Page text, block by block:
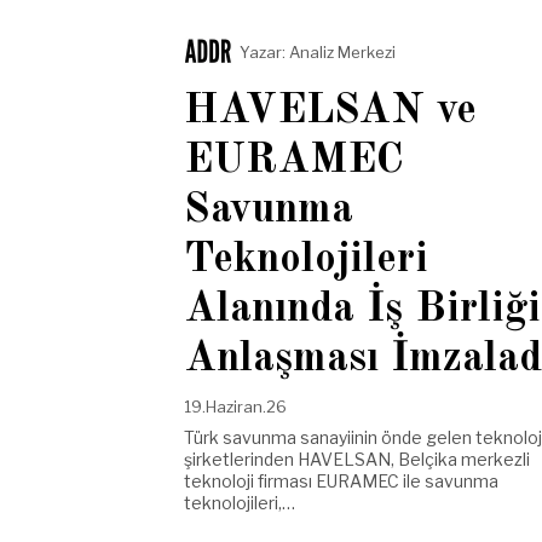
Yazar: Analiz Merkezi
HAVELSAN ve
EURAMEC
Savunma
Teknolojileri
Alanında İş Birliği
Anlaşması
19.Haziran.26
Türk savunma sanayiinin önde gelen
şirketlerinden HAVELSAN, Belçika merkezli
teknoloji firması EURAMEC ile savunma
teknolojileri,…